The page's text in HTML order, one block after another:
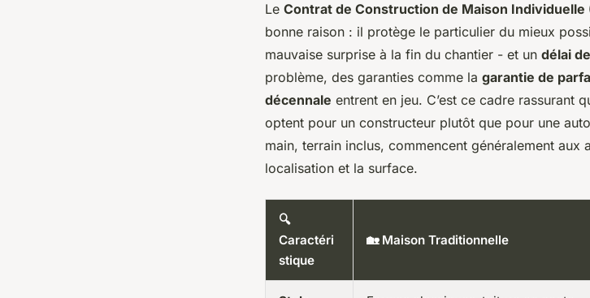
Le Contrat de Construction de Maison Individuelle
bonne raison : il protège le particulier du mieux
mauvaise surprise à la fin du chantier - et un délai
problème, des garanties comme la garantie de
décennale entrent en jeu. C’est ce cadre rassurant
optent pour un constructeur plutôt que pour une
main, terrain inclus, commencent généralement aux
localisation et la surface.
🔍
Caractéri
stique
🏡 Maison Traditionnelle